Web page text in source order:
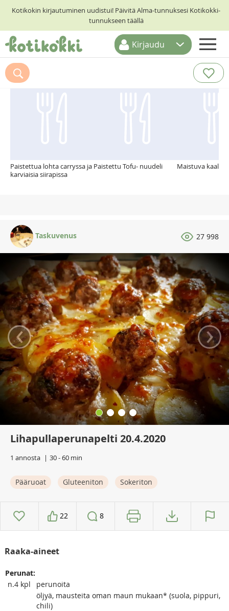
Kotikokin kirjautuminen uudistui! Päivitä Alma-tunnuksesi Kotikokki-
tunnukseen täällä
ETUSIVU
RESEPTIHAKU
Kirjaudu
Suosittelemme myös
Paistettua lohta carryssa ja
karviaisia siirapissa
Paistettu Tofu- nuudeli Maistuva
Taskuvenus 27 998
‹ ›
Lihapullaperunapelti 20.4.2020
1 annosta 30 - 60 min
Pääruoat Gluteeniton Sokeriton
22 8
Raaka-aineet
Perunat:
n.4 kpl
perunoita
öljyä, mausteita oman maun mukaan* (suola, pippuri,
chili)